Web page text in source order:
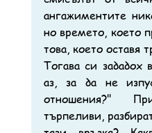
ангажиментите
но времето, което
това, което оставя
Тогава си зададох
аз, за да не
отношения?"
търпеливи,